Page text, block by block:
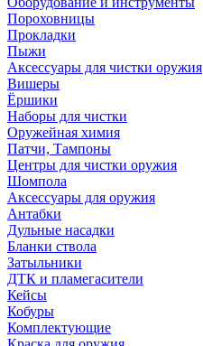
Пороховницы
Прокладки
Пыжи
Аксессуары для чистки оружия
Вишеры
Ёршики
Наборы для чистки
Оружейная химия
Патчи, Тампоны
Центры для чистки оружия
Шомпола
Аксессуары для оружия
Антабки
Дульные насадки
Бланки ствола
Затыльники
ДТК и пламегасители
Кейсы
Кобуры
Комплектующие